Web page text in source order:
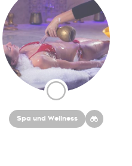
Spa und Wellness